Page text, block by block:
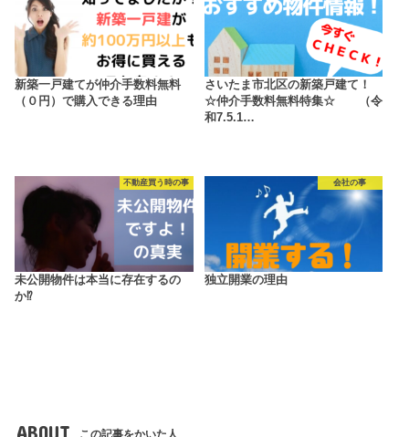
新築一戸建てが仲介手数料無料
（０円）で購入できる理由
さいたま市北区の新築戸建て！
☆仲介手数料無料特集☆ （令
和7.5.1…
不動産買う時の事
未公開物件は本当に存在するの
か⁉
会社の事
独立開業の理由
ABOUT